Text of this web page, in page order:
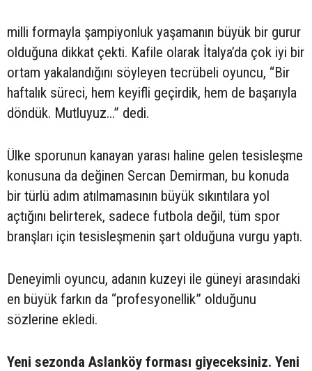
milli formayla şampiyonluk yaşamanın büyük bir gurur
olduğuna dikkat çekti. Kafile olarak İtalya’da çok iyi bir
ortam yakalandığını söyleyen tecrübeli oyuncu, “Bir
haftalık süreci, hem keyifli geçirdik, hem de başarıyla
döndük. Mutluyuz...” dedi.
Ülke sporunun kanayan yarası haline gelen tesisleşme
konusuna da değinen Sercan Demirman, bu konuda
bir türlü adım atılmamasının büyük sıkıntılara yol
açtığını belirterek, sadece futbola değil, tüm spor
branşları için tesisleşmenin şart olduğuna vurgu yaptı.
Deneyimli oyuncu, adanın kuzeyi ile güneyi arasındaki
en büyük farkın da “profesyonellik” olduğunu
sözlerine ekledi.
Yeni sezonda Aslanköy forması giyeceksiniz. Yeni